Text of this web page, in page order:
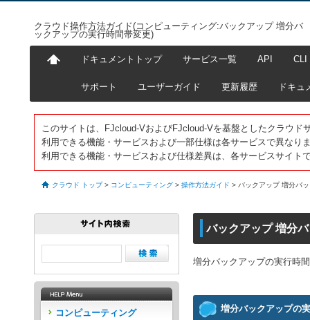
クラウド操作方法ガイド(コンピューティング:バックアップ 増分バ
ックアップの実行時間帯変更)
ドキュメントトップ サービス一覧 API CLI
サポート ユーザーガイド 更新履歴 ドキュ
このサイトは、FJcloud-VおよびFJcloud-Vを基盤としたクラウド
利用できる機能・サービスおよび一部仕様は各サービスで異なり
利用できる機能・サービスおよび仕様差異は、各サービスサイト
クラウド トップ > コンピューティング > 操作方法ガイド > バックアップ 増分バ
バックアップ 増分
増分バックアップの実行時
増分バックアップの
コンピューティング